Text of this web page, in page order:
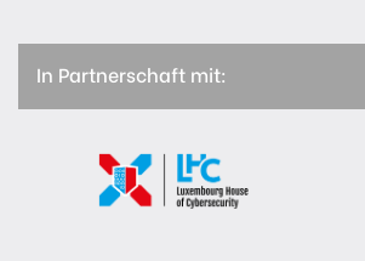
In Partnerschaft mit: